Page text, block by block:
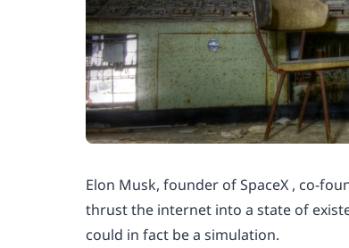
Elon Musk, founder of SpaceX , co-
thrust the internet into a state of
could in fact be a simulation.